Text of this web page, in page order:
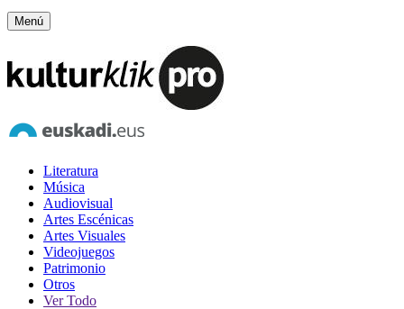
Menú
Literatura
Música
Audiovisual
Artes Escénicas
Artes Visuales
Videojuegos
Patrimonio
Otros
Ver Todo